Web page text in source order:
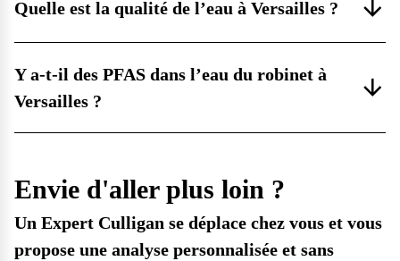
Quelle est la qualité de l’eau à Versailles ?
Y a-t-il des PFAS dans l’eau du robinet à
Versailles ?
Envie d'aller plus loin ?
Un Expert Culligan se déplace chez vous et vous
propose une analyse personnalisée et sans